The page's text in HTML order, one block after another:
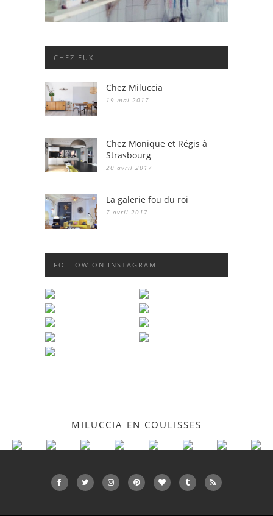
CHEZ EUX
Chez Miluccia
19 mai 2017
Chez Monique et Régis à
Strasbourg
20 avril 2017
La galerie fou du roi
7 avril 2017
FOLLOW ON INSTAGRAM
MILUCCIA EN COULISSES